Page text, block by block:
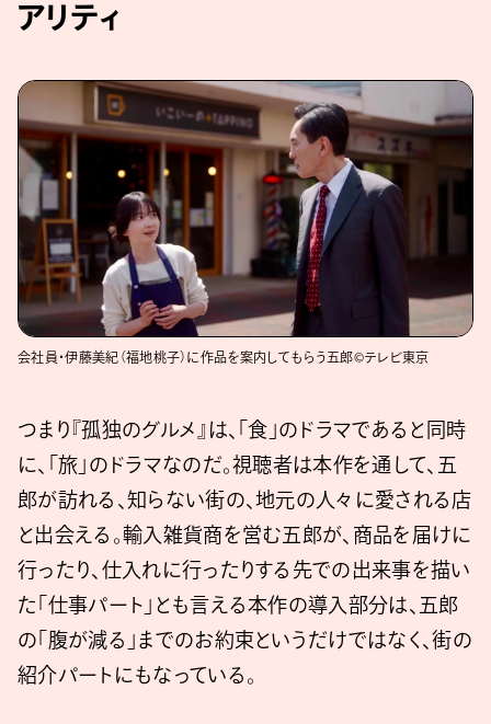
アリティ
会社員・伊藤美紀（福地桃子）に作品を案内してもらう五郎©テレビ東京
つまり『孤独のグルメ』は、「食」のドラマであると同時
に、「旅」のドラマなのだ。視聴者は本作を通して、五
郎が訪れる、知らない街の、地元の人々に愛される店
と出会える。輸入雑貨商を営む五郎が、商品を届けに
行ったり、仕入れに行ったりする先での出来事を描い
た「仕事パート」とも言える本作の導入部分は、五郎
の「腹が減る」までのお約束というだけではなく、街の
紹介パートにもなっている。